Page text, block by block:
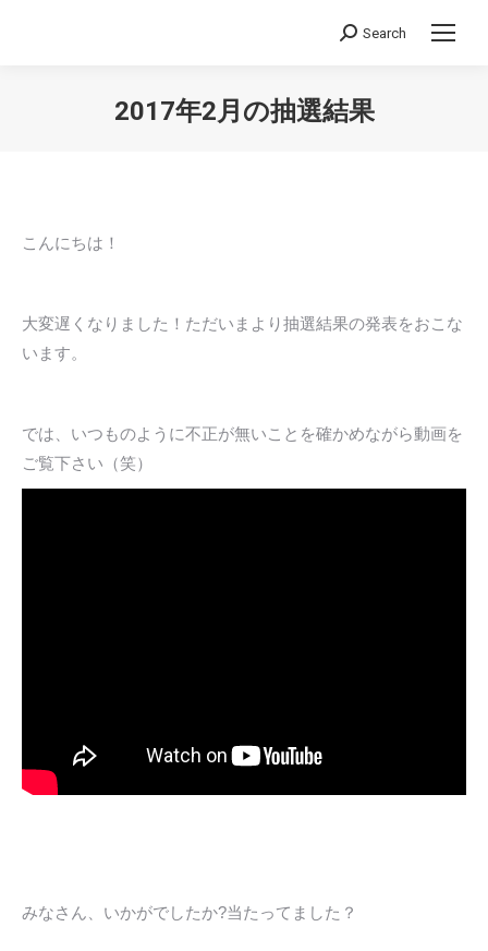
Search:
Search
2017年2月の抽選結果
こんにちは！
大変遅くなりました！ただいまより抽選結果の発表をおこな
います。
では、いつものように不正が無いことを確かめながら動画を
ご覧下さい（笑）
みなさん、いかがでしたか?当たってました？